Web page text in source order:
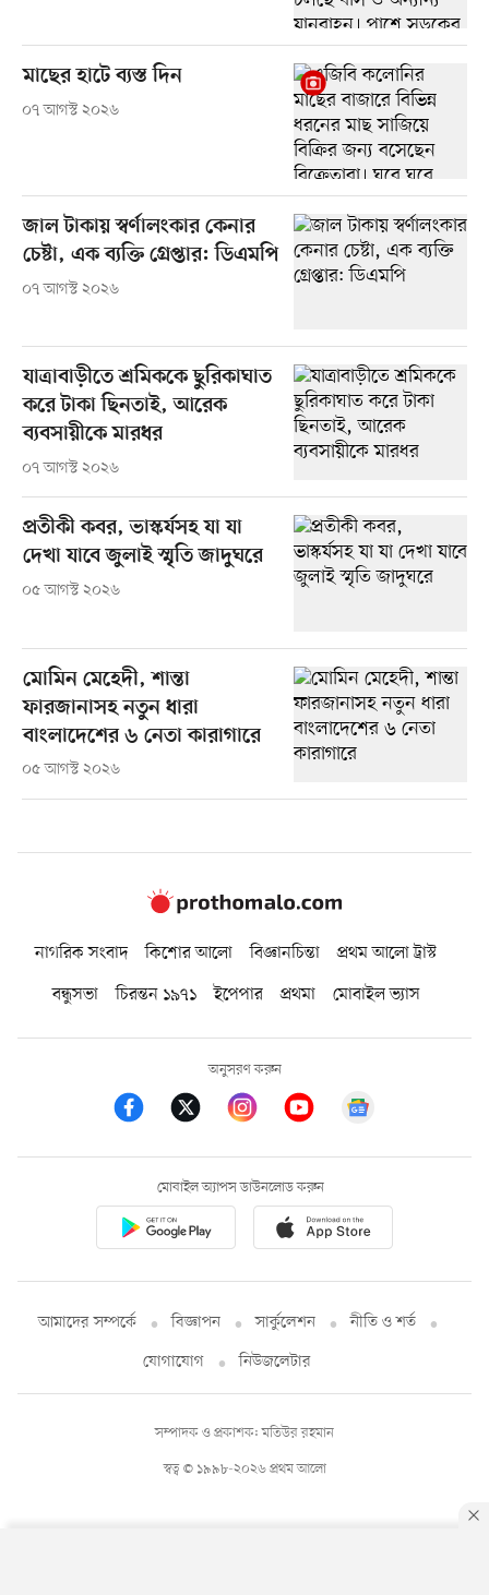
মাছের হাটে ব্যস্ত দিন
০৭ আগস্ট ২০২৬
জাল টাকায় স্বর্ণালংকার কেনার
চেষ্টা, এক ব্যক্তি গ্রেপ্তার: ডিএমপি
০৭ আগস্ট ২০২৬
যাত্রাবাড়ীতে শ্রমিককে ছুরিকাঘাত
করে টাকা ছিনতাই, আরেক
ব্যবসায়ীকে মারধর
০৭ আগস্ট ২০২৬
প্রতীকী কবর, ভাস্কর্যসহ যা যা
দেখা যাবে জুলাই স্মৃতি জাদুঘরে
০৫ আগস্ট ২০২৬
মোমিন মেহেদী, শান্তা
ফারজানাসহ নতুন ধারা
বাংলাদেশের ৬ নেতা কারাগারে
০৫ আগস্ট ২০২৬
নাগরিক সংবাদ কিশোর আলো বিজ্ঞানচিন্তা
প্রথম আলো ট্রাস্ট
বন্ধুসভা
চিরন্তন ১৯৭১ ইপেপার প্রথমা মোবাইল ভ্যাস
অনুসরণ করুন
মোবাইল অ্যাপস ডাউনলোড করুন
আমাদের সম্পর্কে বিজ্ঞাপন সার্কুলেশন
নীতি ও শর্ত
যোগাযোগ
নিউজলেটার
স্বত্ব © ১৯৯৮-২০২৬ প্রথম আলো
সম্পাদক ও প্রকাশক: মতিউর রহমান